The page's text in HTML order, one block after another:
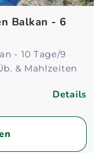
Balkan - 6
- 10 Tage/9
& Mahlzeiten
Details